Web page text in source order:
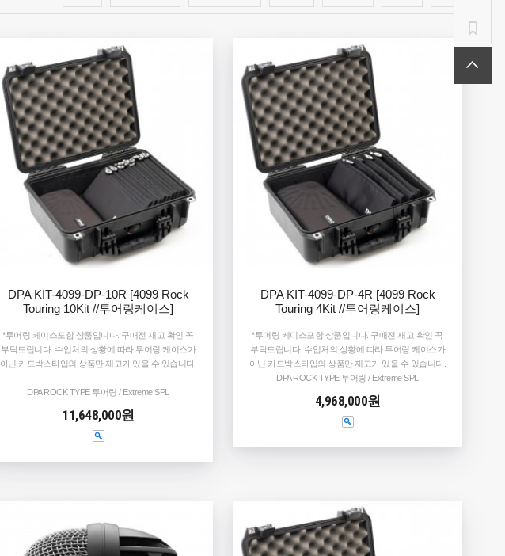
DPA KIT-4099-DP-10R [4099 Rock
Touring 10Kit //투어링케이스]
*투어링 케이스포함 상품입니다. 구매전 재고 확인 꼭
부탁드립니다. 수입처의 상황에 따라 투어링 케이스가
아닌 카드박스타입의 상품만 재고가 있을 수 있습니다.
DPA ROCK TYPE 투어링 / Extreme SPL
11,648,000원
DPA KIT-4099-DP-4R [4099 Rock
Touring 4Kit //투어링케이스]
*투어링 케이스포함 상품입니다. 구매전 재고 확인 꼭
부탁드립니다. 수입처의 상황에 따라 투어링 케이스가
아닌 카드박스타입의 상품만 재고가 있을 수 있습니다.
DPA ROCK TYPE 투어링 / Extreme SPL
4,968,000원